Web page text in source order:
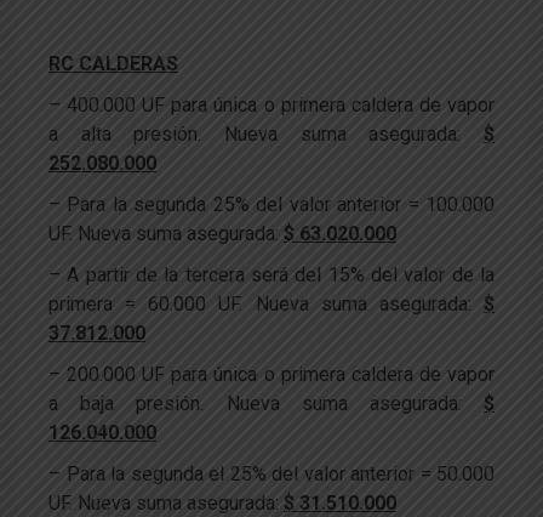
RC CALDERAS
– 400.000 UF para única o primera caldera de vapor
a alta presión. Nueva suma asegurada: $
252.080.000
– Para la segunda 25% del valor anterior = 100.000
UF. Nueva suma asegurada: $ 63.020.000
– A partir de la tercera será del 15% del valor de la
primera = 60.000 UF. Nueva suma asegurada: $
37.812.000
– 200.000 UF para única o primera caldera de vapor
a baja presión. Nueva suma asegurada: $
126.040.000
– Para la segunda el 25% del valor anterior = 50.000
UF. Nueva suma asegurada: $ 31.510.000